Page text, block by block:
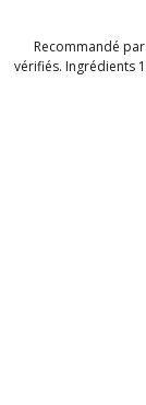
Recommandé
vérifiés. Ingrédients